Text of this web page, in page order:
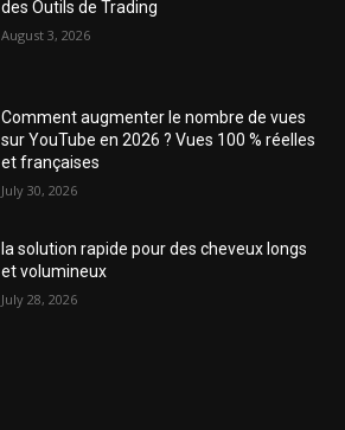
des Outils de Trading
August 3, 2026
Comment augmenter le nombre de vues
sur YouTube en 2026 ? Vues 100 % réelles
et françaises
July 30, 2026
la solution rapide pour des cheveux longs
et volumineux
July 28, 2026